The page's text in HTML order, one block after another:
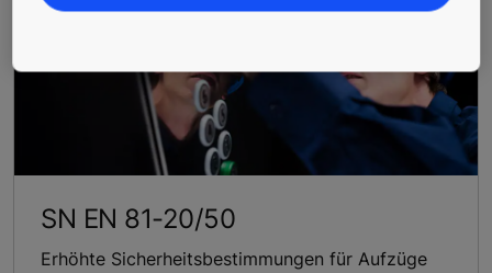
SN EN 81-20/50
Erhöhte Sicherheitsbestimmungen für Aufzüge